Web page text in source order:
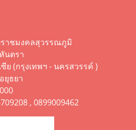
าชมงคลสุวรรณภูมิ
นตรา
ย (กรุงเทพฯ - นครสวรรค์ )
ยุธยา
, 0899009462